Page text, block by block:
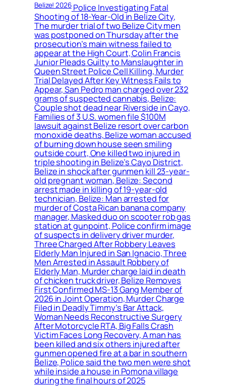
Belize! 2026Police Investigating Fatal
Shooting of 18-Year-Old in Belize City,
The murder trial of two Belize City men
was postponed on Thursday after the
prosecution’s main witness failed to
appear at the High Court, Colin Francis
Junior Pleads Guilty to Manslaughter in
Queen Street Police Cell Killing, Murder
Trial Delayed After Key Witness Fails to
Appear, San Pedro man charged over 232
grams of suspected cannabis, Belize:
Couple shot dead near Riverside in Cayo,
Families of 3 U.S. women file $100M
lawsuit against Belize resort over carbon
monoxide deaths, Belize woman accused
of burning down house seen smiling
outside court, One killed two injured in
triple shooting in Belize’s Cayo District,
Belize in shock after gunmen kill 23-year-
old pregnant woman, Belize: Second
arrest made in killing of 19-year-old
technician, Belize: Man arrested for
murder of Costa Rican banana company
manager, Masked duo on scooter rob gas
station at gunpoint, Police confirm image
of suspects in delivery driver murder,
Three Charged After Robbery Leaves
Elderly Man Injured in San Ignacio, Three
Men Arrested in Assault Robbery of
Elderly Man, Murder charge laid in death
of chicken truck driver, Belize Removes
First Confirmed MS-13 Gang Member of
2026 in Joint Operation, Murder Charge
Filed in Deadly Timmy’s Bar Attack,
Woman Needs Reconstructive Surgery
After Motorcycle RTA, Big Falls Crash
Victim Faces Long Recovery, A man has
been killed and six others injured after
gunmen opened fire at a bar in southern
Belize, Police said the two men were shot
while inside a house in Pomona village
during the final hours of 2025